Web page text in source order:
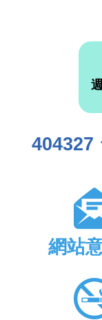
404327
網站